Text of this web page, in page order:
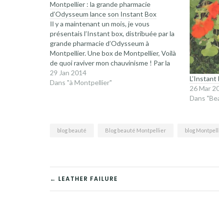
Montpellier : la grande pharmacie
d’Odysseum lance son Instant Box
Il y a maintenant un mois, je vous
présentais l’Instant box, distribuée par la
grande pharmacie d’Odysseum à
Montpellier. Une box de Montpellier, Voilà
de quoi raviver mon chauvinisme ! Par la
suite, Fanny m’a proposé de faire gagner
une box à l’une d’entre vous, et quel
29 Jan 2014
Dans "à Montpellier"
26 Mar
Dans
blog beauté Blog beauté Montpellier blog
NAVIGATION
← LEATHER FAILURE